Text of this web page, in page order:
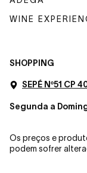
WINE
SHOPPING
SEPÉ Nº51 CP
Segunda a
Os preços e
podem sofrer